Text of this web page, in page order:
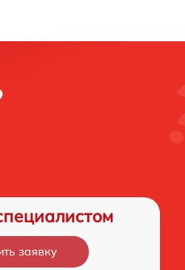
заявку